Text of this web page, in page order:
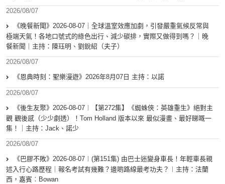
2026/08/07
《晚餐新聞》2026-08-07｜全球溫室效應加劇，引發嚴重氣候反常與
極端天氣！各地口號式的綠色出行、減少碳排，實際又做得到嗎？｜晚
餐新聞｜主持：陳珏明、劉銳紹（夫子）
2026/08/07
《恩典時刻：聖樂漫遊》2026年8月07日 主持：以諾
2026/08/07
《後生友聚》2026-08-07︱【第272集】《蜘蛛俠：英雄重生》絕對主
觀 觀後感（少少劇透）！Tom Holland 版本以來 最似漫畫、最好睇嘅一
集！｜主持：Jack、諾少
2026/08/07
《巴膠不敗》2026-08-07︱(第151集) 由巴士迷變身車長！年輕車長親
述入行心路歷程｜報名考試有幾難？邊啲路線最考功夫？︱主持：法蘭
西，嘉賓︰Bowan